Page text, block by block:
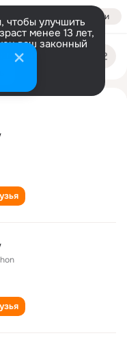
Войти
улучшить
менее 13 лет,
ваш законный